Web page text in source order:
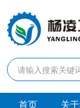
首页 关